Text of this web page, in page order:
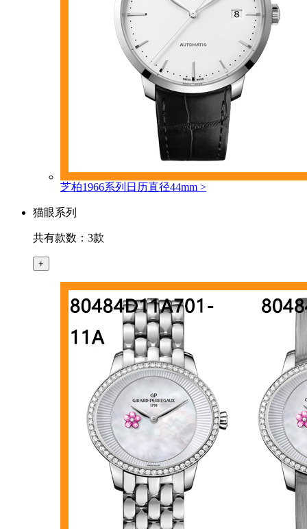
芝柏1966系列日历直径44mm >
猫眼系列
共有款数：3款
+